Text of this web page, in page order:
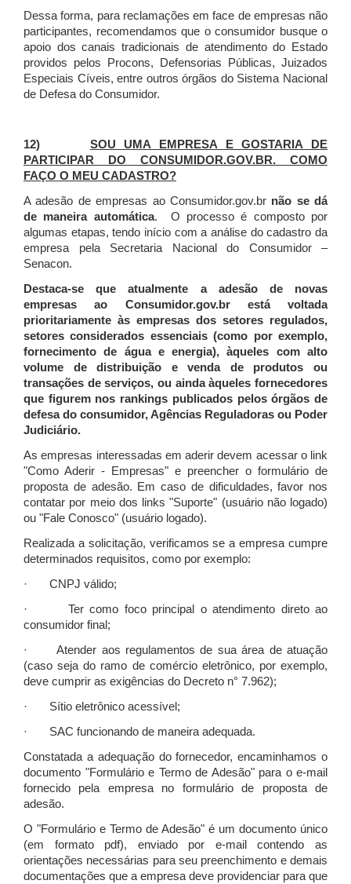
Dessa forma, para reclamações em face de empresas não
participantes, recomendamos que o consumidor busque o
apoio dos canais tradicionais de atendimento do Estado
providos pelos Procons, Defensorias Públicas, Juizados
Especiais Cíveis, entre outros órgãos do Sistema Nacional
de Defesa do Consumidor.
12) SOU UMA EMPRESA E GOSTARIA DE
PARTICIPAR DO CONSUMIDOR.GOV.BR. COMO
FAÇO O MEU CADASTRO?
A adesão de empresas ao Consumidor.gov.br não se dá
de maneira automática. O processo é composto por
algumas etapas, tendo início com a análise do cadastro da
empresa pela Secretaria Nacional do Consumidor –
Senacon.
Destaca-se que atualmente a adesão de novas
empresas ao Consumidor.gov.br está voltada
prioritariamente às empresas dos setores regulados,
setores considerados essenciais (como por exemplo,
fornecimento de água e energia), àqueles com alto
volume de distribuição e venda de produtos ou
transações de serviços, ou ainda àqueles fornecedores
que figurem nos rankings publicados pelos órgãos de
defesa do consumidor, Agências Reguladoras ou Poder
Judiciário.
As empresas interessadas em aderir devem acessar o link
"Como Aderir - Empresas" e preencher o formulário de
proposta de adesão. Em caso de dificuldades, favor nos
contatar por meio dos links "Suporte" (usuário não logado)
ou "Fale Conosco" (usuário logado).
Realizada a solicitação, verificamos se a empresa cumpre
determinados requisitos, como por exemplo:
· CNPJ válido;
· Ter como foco principal o atendimento direto ao
consumidor final;
· Atender aos regulamentos de sua área de atuação
(caso seja do ramo de comércio eletrônico, por exemplo,
deve cumprir as exigências do Decreto n° 7.962);
· Sítio eletrônico acessível;
· SAC funcionando de maneira adequada.
Constatada a adequação do fornecedor, encaminhamos o
documento "Formulário e Termo de Adesão" para o e-mail
fornecido pela empresa no formulário de proposta de
adesão.
O "Formulário e Termo de Adesão" é um documento único
(em formato pdf), enviado por e-mail contendo as
orientações necessárias para seu preenchimento e demais
documentações que a empresa deve providenciar para que